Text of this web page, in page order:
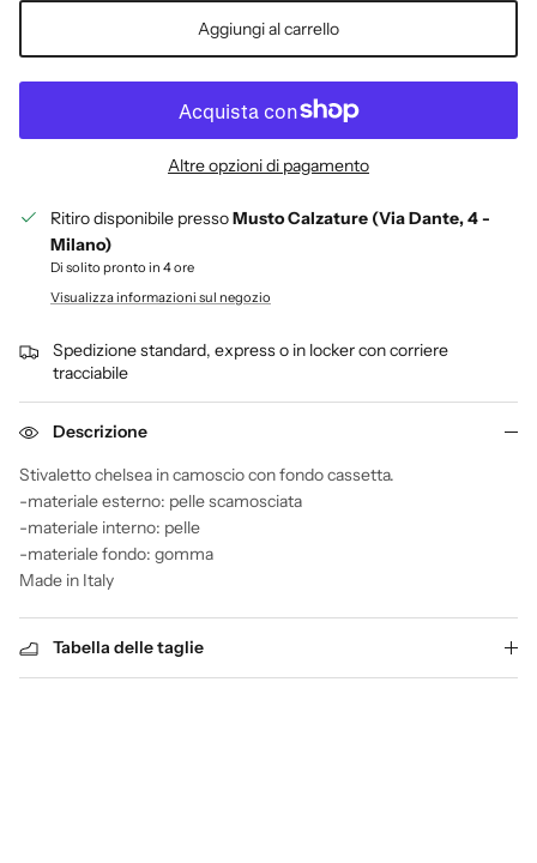
Aggiungi al carrello
Altre opzioni di pagamento
Ritiro disponibile pressoMusto Calzature (Via Dante, 4 -
Milano)
Di solito pronto in 4 ore
Visualizza informazioni sul negozio
Spedizione standard, express o in locker con corriere
tracciabile
Descrizione
Stivaletto chelsea in camoscio con fondo cassetta.
-materiale esterno: pelle scamosciata
-materiale interno: pelle
-materiale fondo: gomma
Made in Italy
Tabella delle taglie